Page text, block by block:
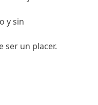
y sin
ser un placer.